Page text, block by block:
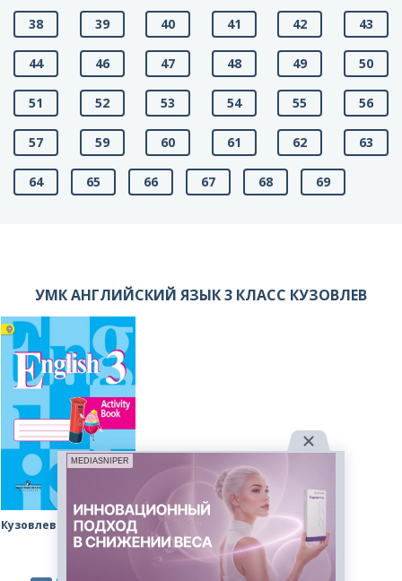
38 39 40 41 42 43
44 46 47 48 49 50
51 52 53 54 55 56
57 59 60 61 62 63
64 65 66 67 68 69
УМК АНГЛИЙСКИЙ ЯЗЫК 3 КЛАСС КУЗОВЛЕВ
Кузовлев рабочая тетрадь
MEDIASNIPER